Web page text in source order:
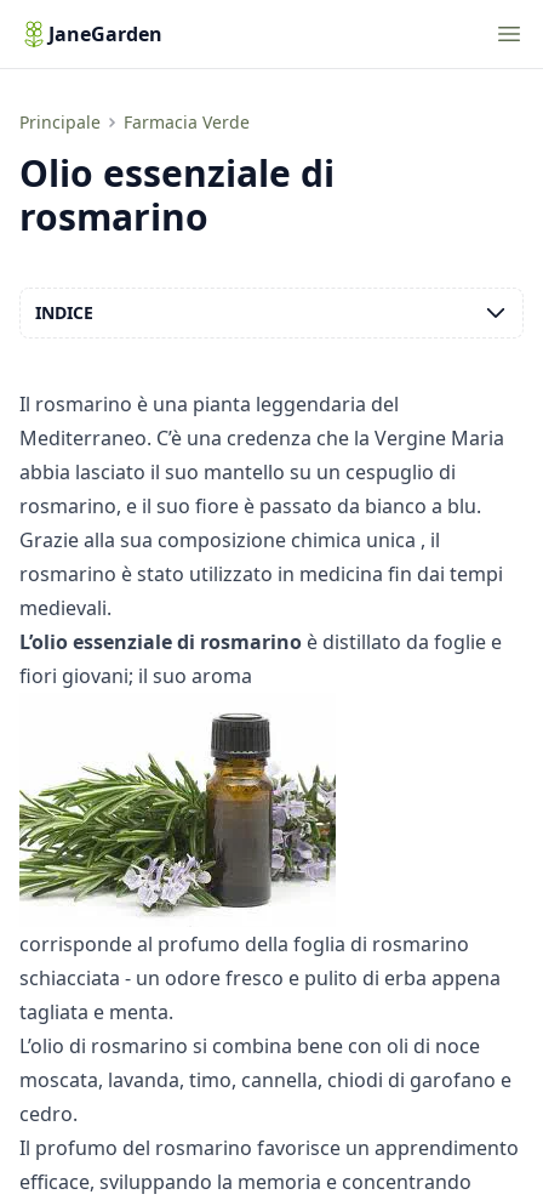
JaneGarden
Principale Farmacia Verde
Olio essenziale di rosmarino
Olio essenziale di
rosmarino
Il rosmarino è una pianta leggendaria del
Mediterraneo. C’è una credenza che la Vergine Maria
abbia lasciato il suo mantello su un cespuglio di
rosmarino, e il suo fiore è passato da bianco a blu.
Grazie alla sua composizione chimica unica , il
rosmarino è stato utilizzato in medicina fin dai tempi
medievali.
L’olio essenziale di rosmarino è distillato da foglie e
fiori giovani; il suo aroma
corrisponde al profumo della foglia di rosmarino
schiacciata - un odore fresco e pulito di erba appena
tagliata e menta.
L’olio di rosmarino si combina bene con oli di noce
moscata, lavanda, timo, cannella, chiodi di garofano e
cedro.
Il profumo del rosmarino favorisce un apprendimento
efficace, sviluppando la memoria e concentrando
INDICE